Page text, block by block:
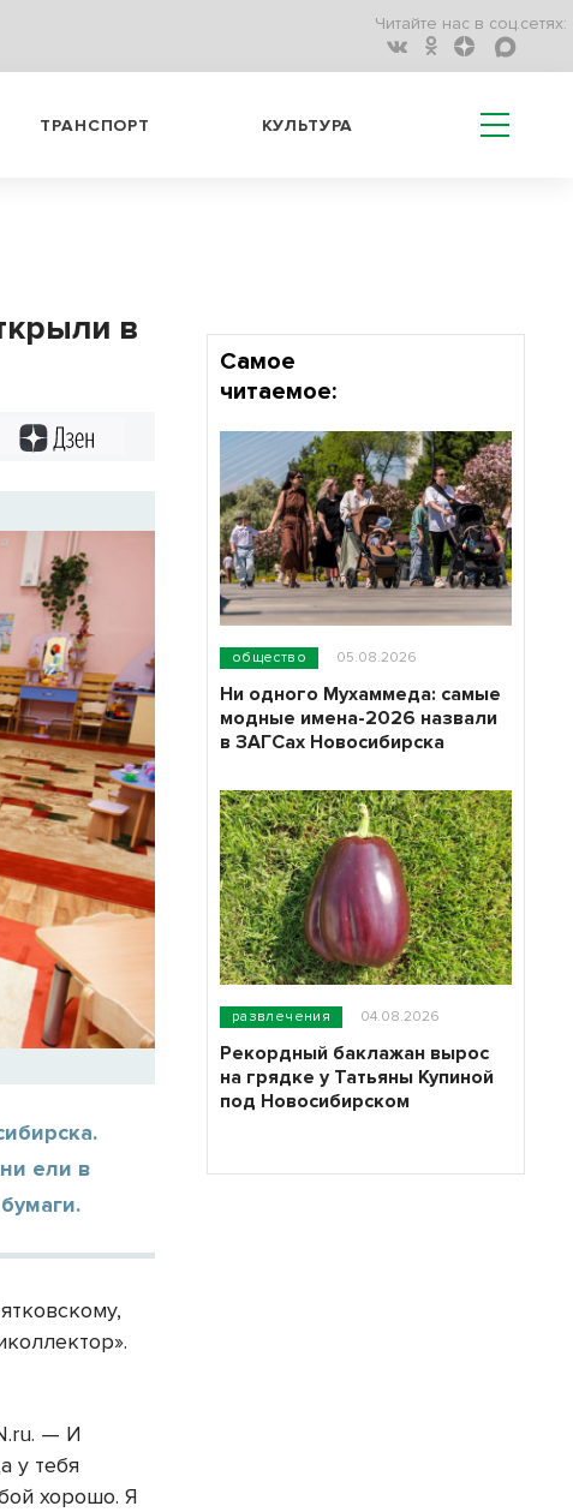
Читайте нас в соц.сетях:
ТРАНСПОРТ КУЛЬТУРА
в
ели в
— И
у тебя
хорошо. Я
Самое
читаемое:
общество 05.08.2026
Ни одного Мухаммеда: самые
модные имена-2026 назвали
в ЗАГСах Новосибирска
развлечения 04.08.2026
Рекордный баклажан вырос
на грядке у Татьяны Купиной
под Новосибирском